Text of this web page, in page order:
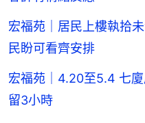
宏福苑｜居民上樓執拾
民盼可看齊安排
宏福苑｜4.20至5.4 七
留3小時